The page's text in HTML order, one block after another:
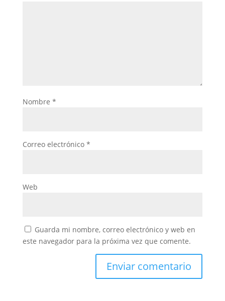
Nombre *
Correo electrónico *
Web
Guarda mi nombre, correo electrónico y web en
este navegador para la próxima vez que comente.